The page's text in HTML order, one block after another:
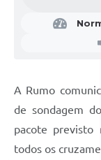
Jornal
Agenda
A Rumo
de sondagem
pacote previsto
todos os